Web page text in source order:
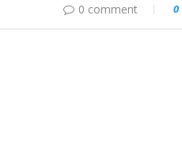
0 comment 0